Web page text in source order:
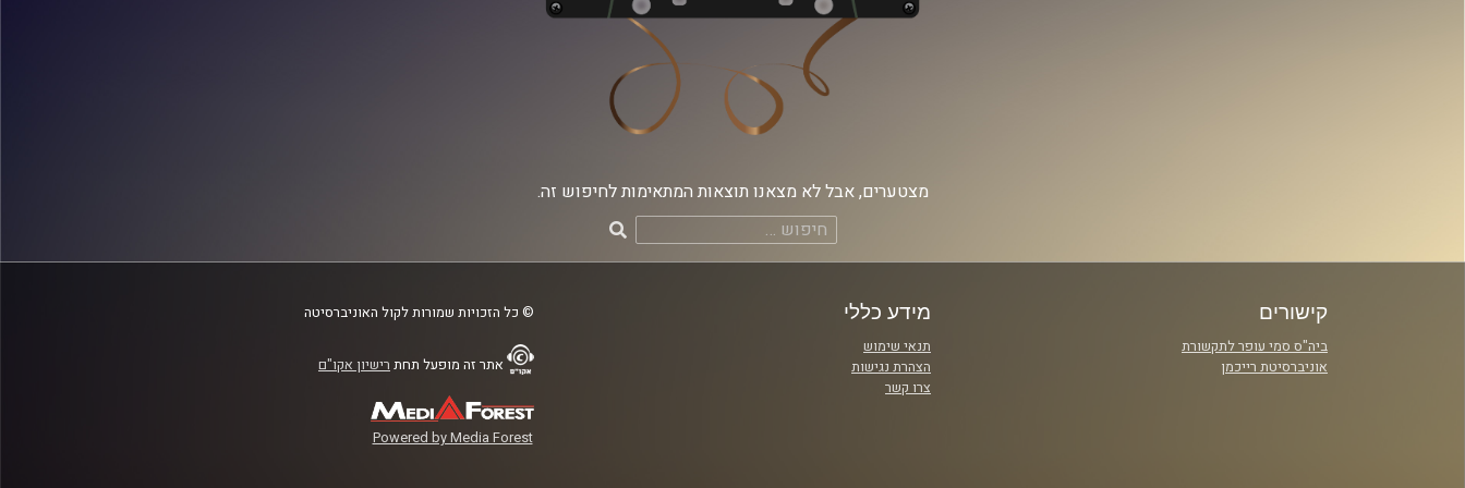
מצטערים, אבל לא מצאנו תוצאות המתאימות לחיפוש זה.
חיפוש:
קישורים
ביה"ס סמי עופר לתקשורת
אוניברסיטת רייכמן
מידע כללי
תנאי שימוש
הצהרת נגישות
צרו קשר
© כל הזכויות שמורות לקול האוניברסיטה
אתר זה מופעל תחת רישיון אקו"ם
Powered by Media Forest